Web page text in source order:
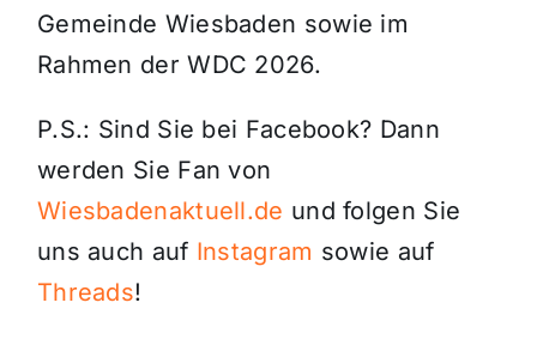
Gemeinde Wiesbaden sowie im
Rahmen der WDC 2026.
P.S.: Sind Sie bei Facebook? Dann
werden Sie Fan von
Wiesbadenaktuell.de und folgen Sie
uns auch auf Instagram sowie auf
Threads!